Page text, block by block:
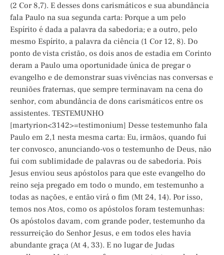
(2 Cor 8,7). E desses dons carismáticos e sua abundância
fala Paulo na sua segunda carta: Porque a um pelo
Espírito é dada a palavra da sabedoria; e a outro, pelo
mesmo Espírito, a palavra da ciência (1 Cor 12, 8). Do
ponto de vista cristão, os dois anos de estadia em Corinto
deram a Paulo uma oportunidade única de pregar o
evangelho e de demonstrar suas vivências nas conversas e
reuniões fraternas, que sempre terminavam na cena do
senhor, com abundância de dons carismáticos entre os
assistentes. TESTEMUNHO
[martyrion<3142>=testimonium] Desse testemunho fala
Paulo em 2,1 nesta mesma carta: Eu, irmãos, quando fui
ter convosco, anunciando-vos o testemunho de Deus, não
fui com sublimidade de palavras ou de sabedoria. Pois
Jesus enviou seus apóstolos para que este evangelho do
reino seja pregado em todo o mundo, em testemunho a
todas as nações, e então virá o fim (Mt 24, 14). Por isso,
temos nos Atos, como os apóstolos foram testemunhas:
Os apóstolos davam, com grande poder, testemunho da
ressurreição do Senhor Jesus, e em todos eles havia
abundante graça (At 4, 33). E no lugar de Judas